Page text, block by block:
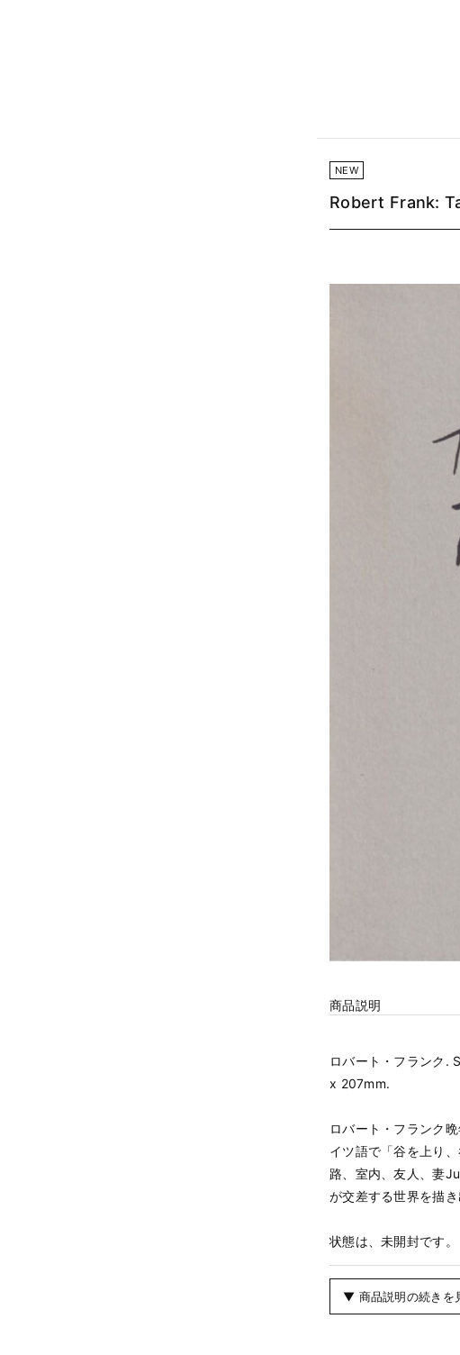
NEW
Robert Frank:
商品説明
ロバート・フランク
x 207mm.
ロバート・フランク
イツ語で「谷を上り
路、室内、友人、妻
が交差する世界を描
状態は、未開封です。
▼ 商品説明の続き